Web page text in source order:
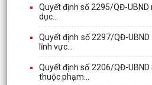
Quyết định số 2295/QĐ-
dục...
Quyết định số 2297/QĐ-
lĩnh vực...
Quyết định số 2206/QĐ-
thuộc phạm...